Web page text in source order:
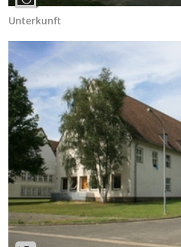
Unterkunft